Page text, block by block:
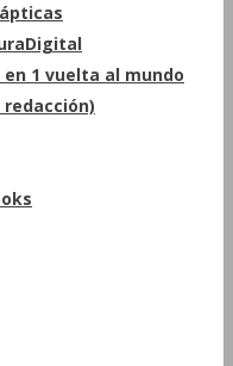
en 1 vuelta al mundo